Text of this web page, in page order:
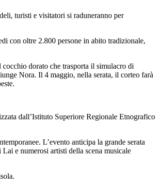
turisti e visitatori si raduneranno per
con oltre 2.800 persone in abito tradizionale,
dorato che trasporta il simulacro di
Nora. Il 4 maggio, nella serata, il corteo farà
dall’Istituto Superiore Regionale Etnografico
L’evento anticipa la grande serata
e numerosi artisti della scena musicale